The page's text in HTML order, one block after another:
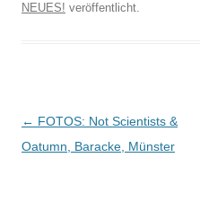
NEUES! veröffentlicht.
Beitragsnavigation
← FOTOS: Not Scientists &
Oatumn, Baracke, Münster